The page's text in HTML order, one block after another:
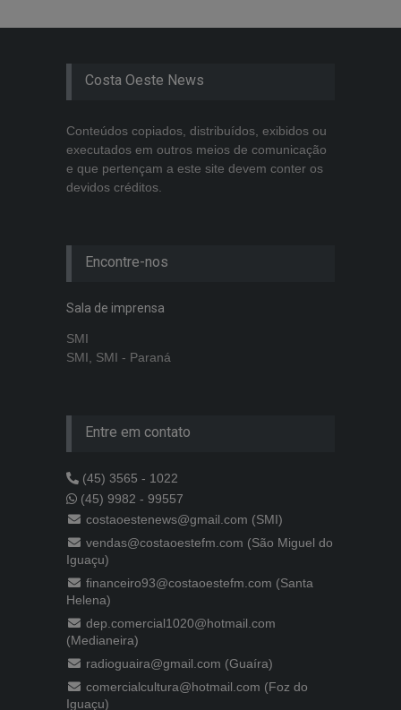
Costa Oeste News
Conteúdos copiados, distribuídos, exibidos ou
executados em outros meios de comunicação
e que pertençam a este site devem conter os
devidos créditos.
Encontre-nos
Sala de imprensa
SMI
SMI, SMI - Paraná
Entre em contato
(45) 3565 - 1022
(45) 9982 - 99557
costaoestenews@gmail.com (SMI)
vendas@costaoestefm.com (São Miguel do
Iguaçu)
financeiro93@costaoestefm.com (Santa
Helena)
dep.comercial1020@hotmail.com
(Medianeira)
radioguaira@gmail.com (Guaíra)
comercialcultura@hotmail.com (Foz do
Iguaçu)